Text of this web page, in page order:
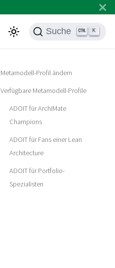
Suche K
Metamodell-Profil ändern
Verfügbare Metamodell-Profile
ADOIT für ArchiMate
Champions
ADOIT für Fans einer Lean
Architecture
ADOIT für Portfolio-
Spezialisten